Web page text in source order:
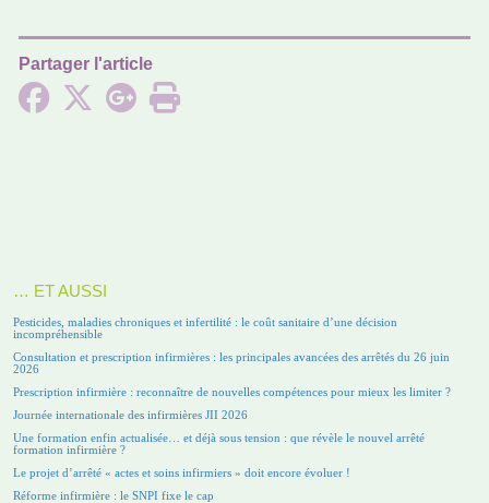
Partager l'article
… ET AUSSI
Pesticides, maladies chroniques et infertilité : le coût sanitaire d’une décision
incompréhensible
Consultation et prescription infirmières : les principales avancées des arrêtés du 26 juin
2026
Prescription infirmière : reconnaître de nouvelles compétences pour mieux les limiter ?
Journée internationale des infirmières JII 2026
Une formation enfin actualisée… et déjà sous tension : que révèle le nouvel arrêté
formation infirmière ?
Le projet d’arrêté « actes et soins infirmiers » doit encore évoluer !
Réforme infirmière : le SNPI fixe le cap